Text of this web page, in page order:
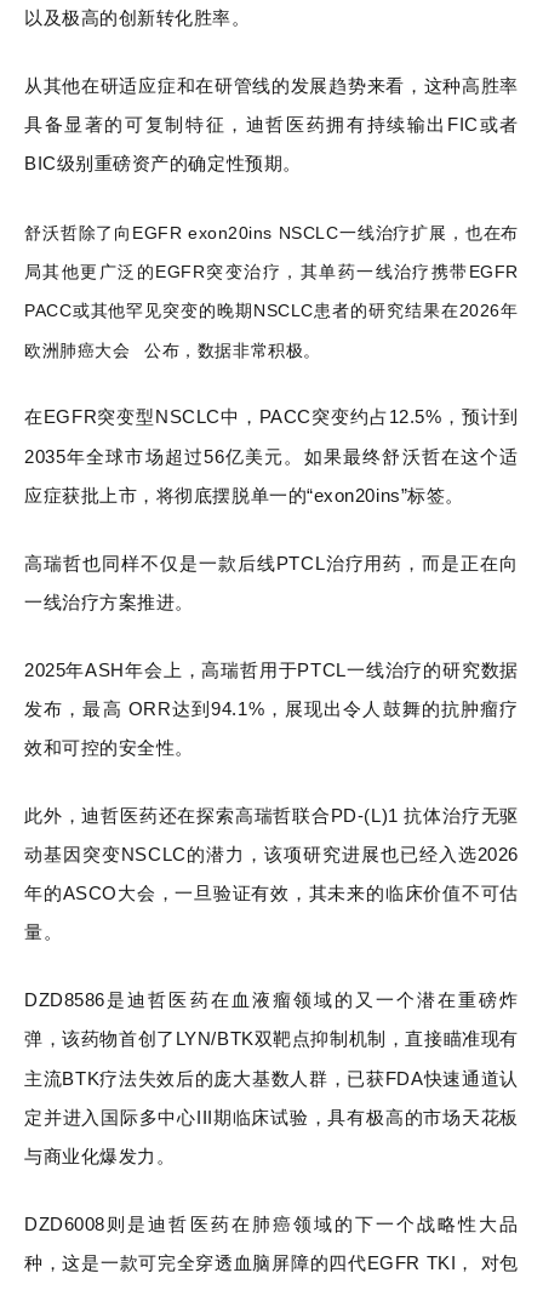
以及极高的创新转化胜率。
从其他在研适应症和在研管线的发展趋势来看，这种高胜率
具备显著的可复制特征，迪哲医药拥有持续输出FIC或者
BIC级别重磅资产的确定性预期。
舒沃哲除了向EGFR exon20ins NSCLC一线治疗扩展，也在布
局其他更广泛的EGFR突变治疗，其单药一线治疗携带EGFR
PACC或其他罕见突变的晚期NSCLC患者的研究结果在2026年
欧洲肺癌大会 公布，数据非常积极。
在EGFR突变型NSCLC中，PACC突变约占12.5%，预计到
2035年全球市场超过56亿美元。如果最终舒沃哲在这个适
应症获批上市，将彻底摆脱单一的“exon20ins”标签。
高瑞哲也同样不仅是一款后线PTCL治疗用药，而是正在向
一线治疗方案推进。
2025年ASH年会上，高瑞哲用于PTCL一线治疗的研究数据
发布，最高 ORR达到94.1%，展现出令人鼓舞的抗肿瘤疗
效和可控的安全性。
此外，迪哲医药还在探索高瑞哲联合PD-(L)1 抗体治疗无驱
动基因突变NSCLC的潜力，该项研究进展也已经入选2026
年的ASCO大会，一旦验证有效，其未来的临床价值不可估
量。
DZD8586是迪哲医药在血液瘤领域的又一个潜在重磅炸
弹，该药物首创了LYN/BTK双靶点抑制机制，直接瞄准现有
主流BTK疗法失效后的庞大基数人群，已获FDA快速通道认
定并进入国际多中心III期临床试验，具有极高的市场天花板
与商业化爆发力。
DZD6008则是迪哲医药在肺癌领域的下一个战略性大品
种，这是一款可完全穿透血脑屏障的四代EGFR TKI， 对包